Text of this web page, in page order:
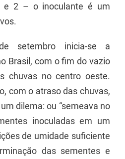
e 2 – o inoculante é um
setembro inicia-se a
Brasil, com o fim do vazio
chuvas no centro oeste.
com o atraso das chuvas,
dilema: ou “semeava no
inoculadas em um
de umidade suficiente
das sementes e